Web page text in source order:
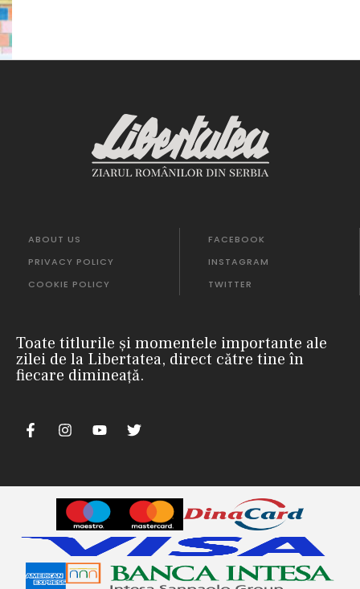
ABOUT US
PRIVACY POLICY
COOKIE POLICY
FACEBOOK
INSTAGRAM
TWITTER
Toate titlurile și momentele importante ale
zilei de la Libertatea, direct către tine în
fiecare dimineață.